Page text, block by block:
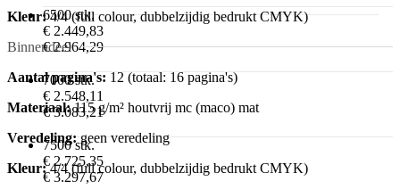
6500 stk.
€ 2.449,83
€ 2.964,29
7000 stk.
€ 2.548,11
€ 3.083,21
7500 stk.
€ 2.725,35
€ 3.297,67
Kleur: 4/4 (full colour, dubbelzijdig bedrukt CMYK)
Binnendeel
Aantal pagina's: 12 (totaal: 16 pagina's)
Materiaal: 115 g/m² houtvrij mc (maco) mat
Veredeling: geen veredeling
Kleur: 4/4 (full colour, dubbelzijdig bedrukt CMYK)